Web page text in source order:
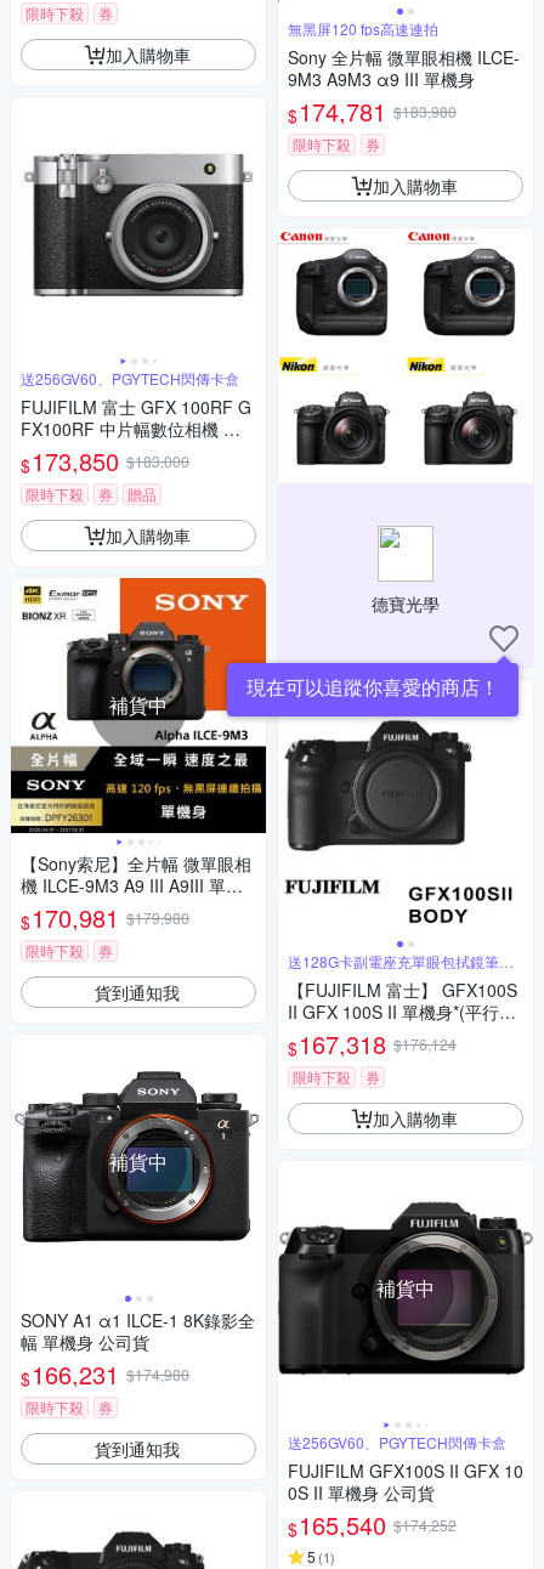
限時下殺
券
加入購物車
送256GV60、PGYTECH閃傳卡盒
FUJIFILM 富士 GFX 100RF G
FX100RF 中片幅數位相機 公
司貨
$173,850 $183,000
限時下殺
券 贈品
加入購物車
補貨中
【Sony索尼】全片幅 微單眼相
機 ILCE-9M3 A9 III A9III 單機
身 (公司貨 保固18+6個月)
$170,981 $179,980
限時下殺
券
貨到通知我
補貨中
SONY A1 α1 ILCE-1 8K錄影全
幅 單機身 公司貨
$166,231 $174,980
限時下殺
券
貨到通知我
無黑屏120 fps高速連拍
Sony 全片幅 微單眼相機 ILCE-
9M3 A9M3 α9 III 單機身
$174,781 $183,980
限時下殺
券
加入購物車
德寶光學
現在可以追蹤你喜愛的商店！
送128G卡副電座充單眼包拭鏡筆背
帶
【FUJIFILM 富士】 GFX100S
II GFX 100S II 單機身*(平行輸
入)
$167,318 $176,124
限時下殺
券
加入購物車
補貨中
送256GV60、PGYTECH閃傳卡盒
FUJIFILM GFX100S II GFX 10
0S II 單機身 公司貨
$165,540 $174,252
5 (1)